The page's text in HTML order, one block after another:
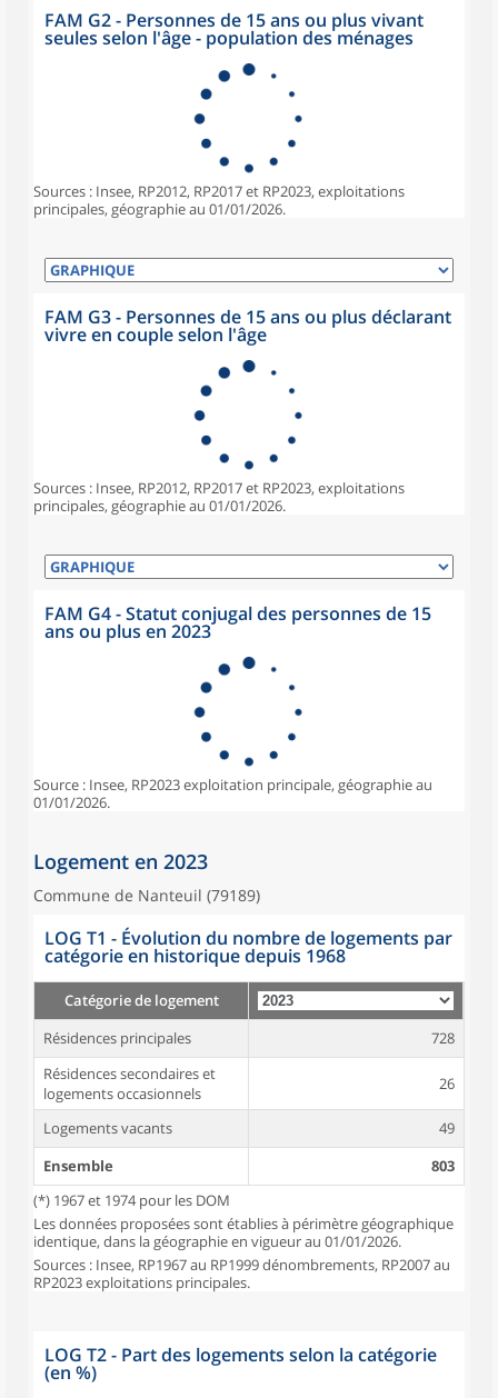
FAM G2 - Personnes de 15 ans ou plus vivant
seules selon l'âge - population des ménages
Sources : Insee, RP2012, RP2017 et RP2023, exploitations
principales, géographie au 01/01/2026.
FAM G3 - Personnes de 15 ans ou plus déclarant
vivre en couple selon l'âge
Sources : Insee, RP2012, RP2017 et RP2023, exploitations
principales, géographie au 01/01/2026.
FAM G4 - Statut conjugal des personnes de 15
ans ou plus en 2023
Source : Insee, RP2023 exploitation principale, géographie au
01/01/2026.
Logement en 2023
Commune de Nanteuil (79189)
LOG T1 - Évolution du nombre de logements par
catégorie en historique depuis 1968
Catégorie de logement
Résidences principales
728
Résidences secondaires et
logements occasionnels
26
Logements vacants
49
Ensemble
803
(*) 1967 et 1974 pour les DOM
Les données proposées sont établies à périmètre géographique
identique, dans la géographie en vigueur au 01/01/2026.
Sources : Insee, RP1967 au RP1999 dénombrements, RP2007 au
RP2023 exploitations principales.
LOG T2 - Part des logements selon la catégorie
(en %)